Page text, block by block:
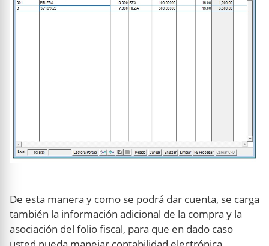
De esta manera y como se podrá dar cuenta, se carga
también la información adicional de la compra y la
asociación del folio fiscal, para que en dado caso